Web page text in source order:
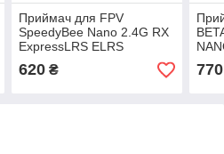
Приймач для FPV
SpeedyBee Nano 2.4G RX
ExpressLRS ELRS
620₴ 770